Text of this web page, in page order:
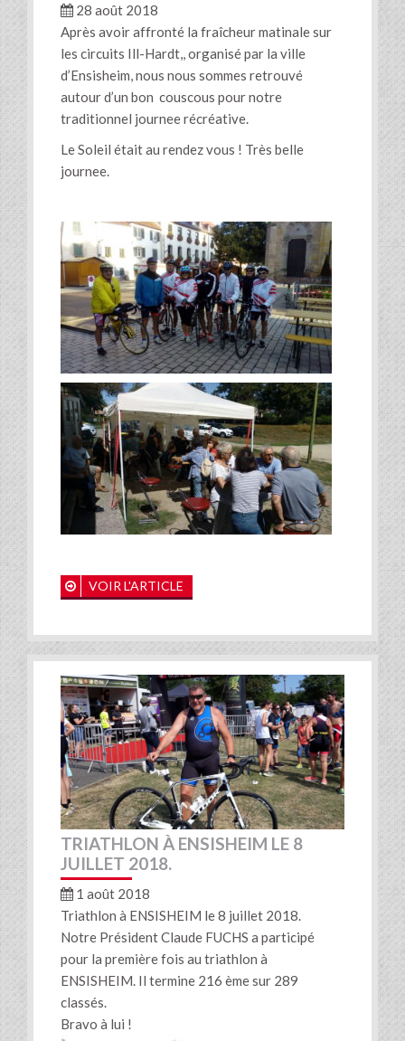
28 août 2018
Après avoir affronté la fraîcheur matinale sur
les circuits Ill-Hardt,, organisé par la ville
d’Ensisheim, nous nous sommes retrouvé
autour d’un bon couscous pour notre
traditionnel journee récréative.
Le Soleil était au rendez vous ! Très belle
journee.
VOIR L'ARTICLE
TRIATHLON À ENSISHEIM LE 8
JUILLET 2018.
1 août 2018
Triathlon à ENSISHEIM le 8 juillet 2018.
Notre Président Claude FUCHS a participé
pour la première fois au triathlon à
ENSISHEIM. Il termine 216 ème sur 289
classés.
Bravo à lui !